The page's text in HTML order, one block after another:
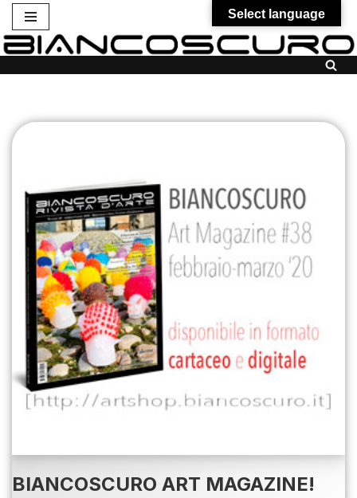
Vai
BIANCOSCURO ART MAGAZINE!
Select language